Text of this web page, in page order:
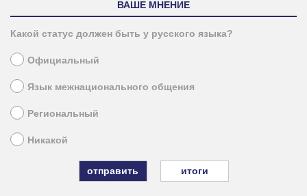
ВАШЕ МНЕНИЕ
Какой статус должен быть у русского языка?
Официальный
Язык межнационального общения
Региональный
Никакой
итоги